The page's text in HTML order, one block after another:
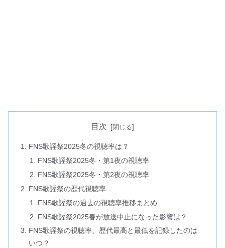
目次
FNS歌謡祭2025冬の視聴率は？
FNS歌謡祭2025冬・第1夜の視聴率
FNS歌謡祭2025冬・第2夜の視聴率
FNS歌謡祭の歴代視聴率
FNS歌謡祭の過去の視聴率推移まとめ
FNS歌謡祭2025春が放送中止になった影響は？
FNS歌謡祭の視聴率、歴代最高と最低を記録したのは
いつ？